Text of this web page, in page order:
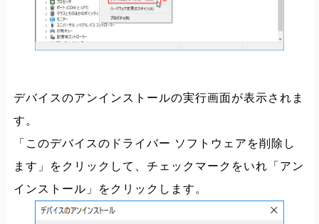
デバイスのアンインストールの実行画面が表示されま
す。
「このデバイスのドライバー ソフトウェアを削除し
ます」をクリックして、チェックマークをいれ「アン
インストール」をクリックします。